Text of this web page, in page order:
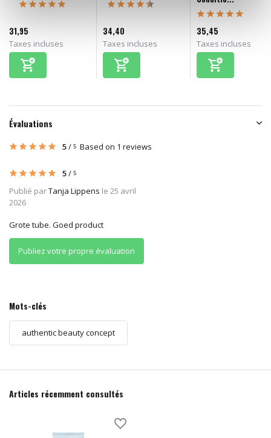
31,95
Taxes incluses
34,40
Taxes incluses
35,45
Taxes incluses
Évaluations
5/ 5 Based on 1 reviews
5/ 5
Publié parTanja Lippens le 25 avril
2026
Grote tube. Goed product
Publiez votre propre évaluation
Mots-clés
authentic beauty concept
Articles récemment consultés